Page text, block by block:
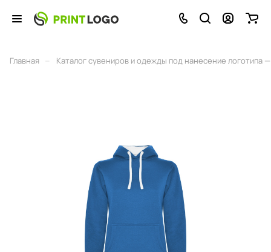
Главная Каталог сувениров и одежды под нанесение логотипа